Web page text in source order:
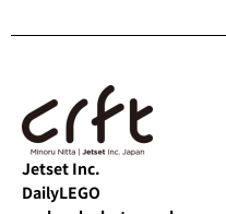
Jetset Inc.
DailyLEGO